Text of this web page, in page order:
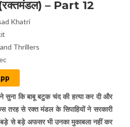
– Part 12
Khatri
Thrillers
कि बाबू बटुक चंद की हत्या कर दी और
तरह से रक्त मंडल के सिपाहियों ने सरकारी
से बड़े अफसर भी उनका मुकाबला नहीं कर